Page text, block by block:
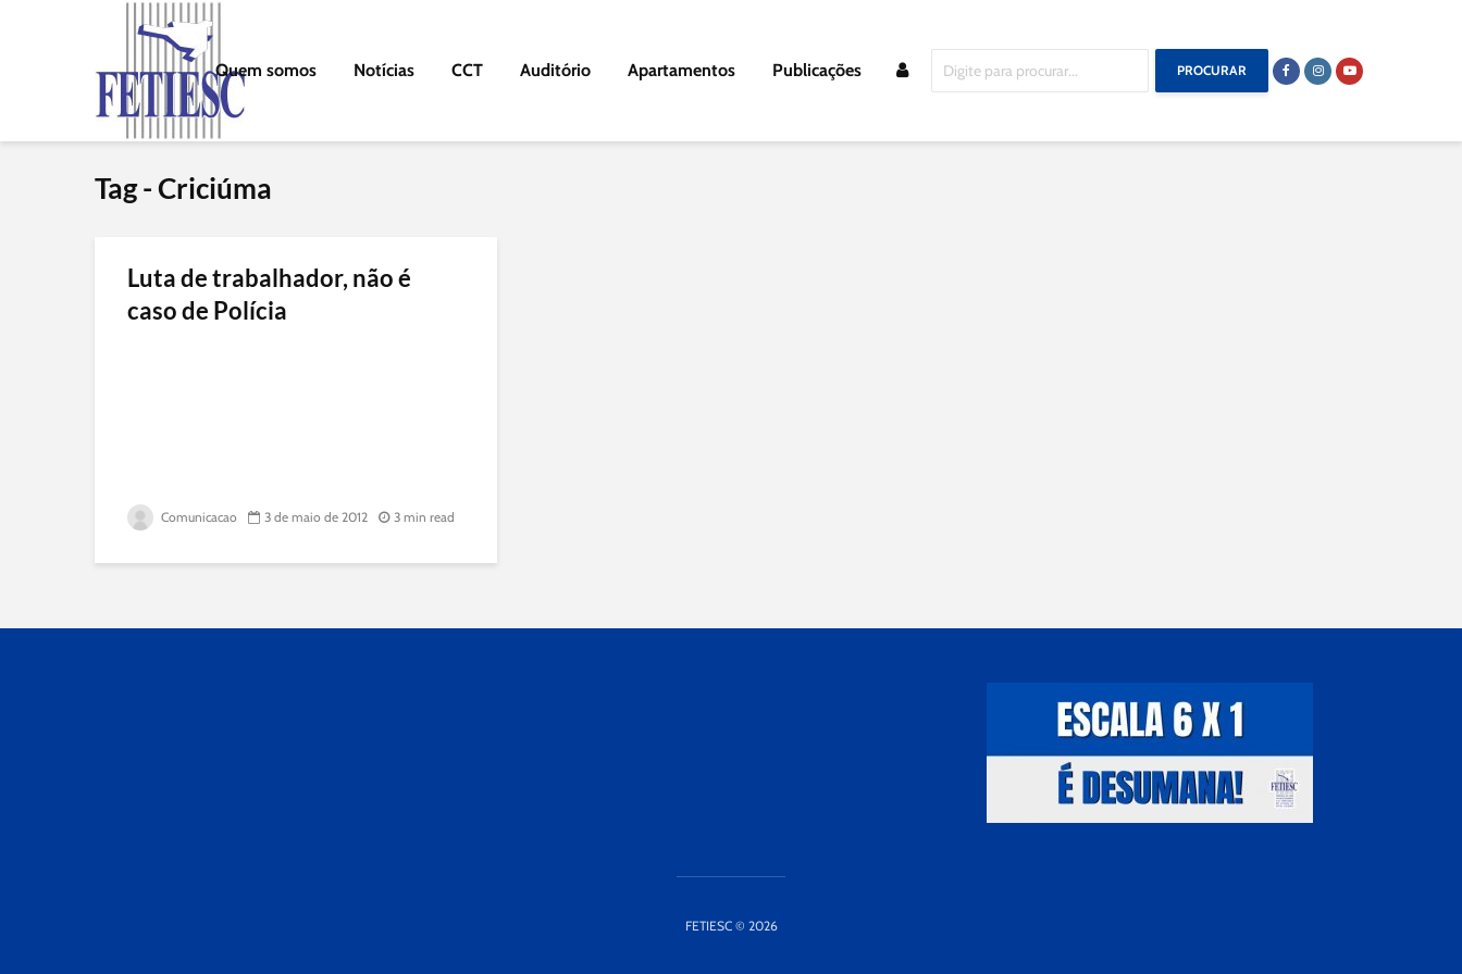
Quem somos Notícias CCT Auditório Apartamentos Publicações PROCURAR
Tag - Criciúma
Luta de trabalhador, não é
caso de Polícia
Comunicacao 3 de maio de 2012 3 min read
FETIESC © 2026